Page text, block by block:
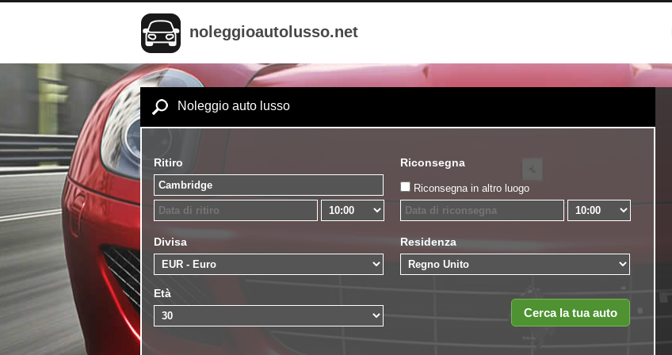
noleggioautolusso.net
Noleggio auto lusso
Ritiro Riconsegna
Riconsegna in altro luogo
Divisa Residenza
Età